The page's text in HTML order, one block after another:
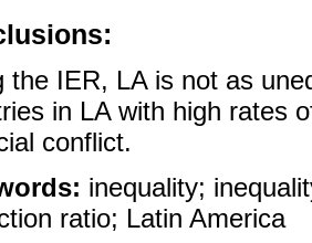
the IER, LA is not as
in LA with high rates
conflict.
inequality;
ratio; Latin America